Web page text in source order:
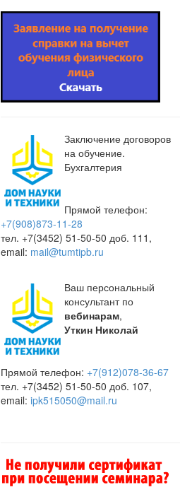
Заключение договоров
на обучение.
Бухгалтерия
Прямой телефон:
+7(908)873-11-28
тел. +7(3452) 51-50-50 доб. 111,
email: mail@tumtipb.ru
Ваш персональный
консультант по
вебинарам,
Уткин Николай
Прямой телефон: +7(912)078-36-67
тел. +7(3452) 51-50-50 доб. 107,
email: ipk515050@mail.ru